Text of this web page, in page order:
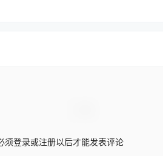
须登录或注册以后才能发表评论